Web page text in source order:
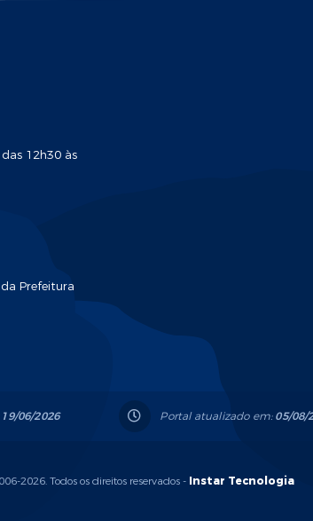
12h30 às
Prefeitura
06/2026 Portal atualizado em:05/08/
2026. Todos os direitos reservados - Instar Tecnologia